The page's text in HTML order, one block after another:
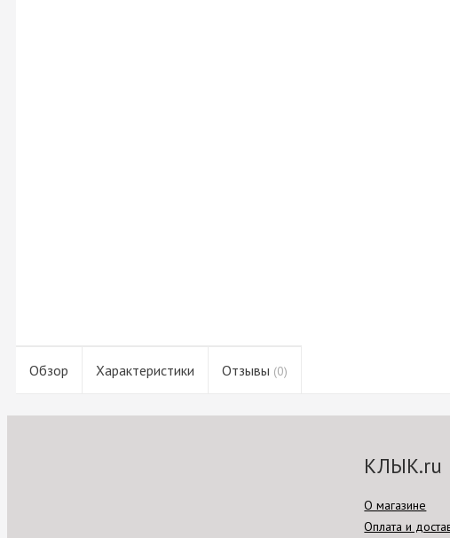
Обзор Характеристики Отзывы (0)
КЛЫК.ru
О магазине
Оплата и